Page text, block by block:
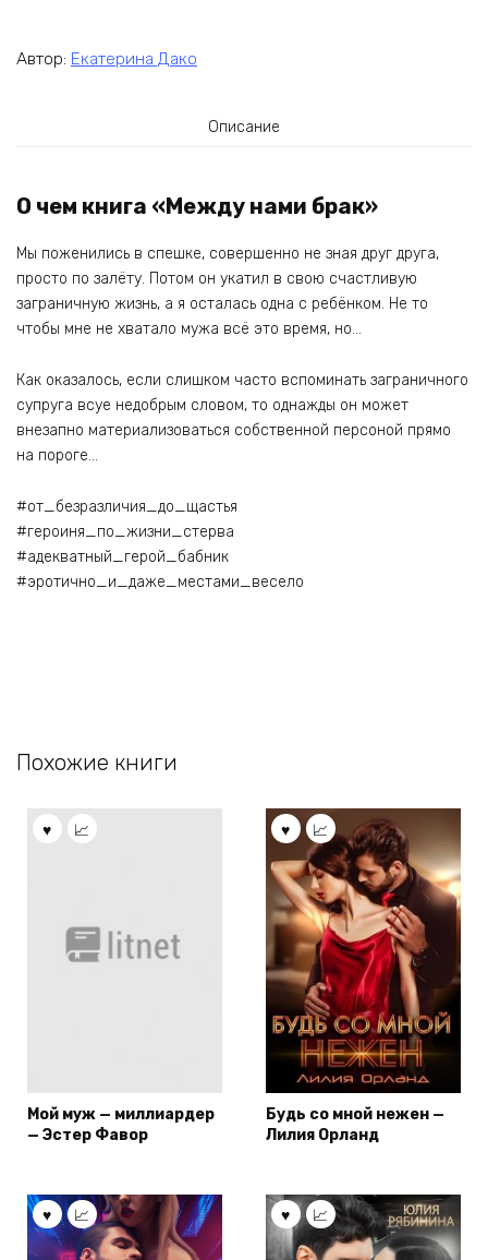
Автор: Екатерина Дако
Описание
О чем книга «Между нами брак»
Мы поженились в спешке, совершенно не зная друг друга,
просто по залёту. Потом он укатил в свою счастливую
заграничную жизнь, а я осталась одна с ребёнком. Не то
чтобы мне не хватало мужа всё это время, но…
Как оказалось, если слишком часто вспоминать заграничного
супруга всуе недобрым словом, то однажды он может
внезапно материализоваться собственной персоной прямо
на пороге…
#от_безразличия_до_щастья
#героиня_по_жизни_стерва
#адекватный_герой_бабник
#эротично_и_даже_местами_весело
Похожие книги
Мой муж — миллиардер
— Эстер Фавор
Будь со мной нежен —
Лилия Орланд